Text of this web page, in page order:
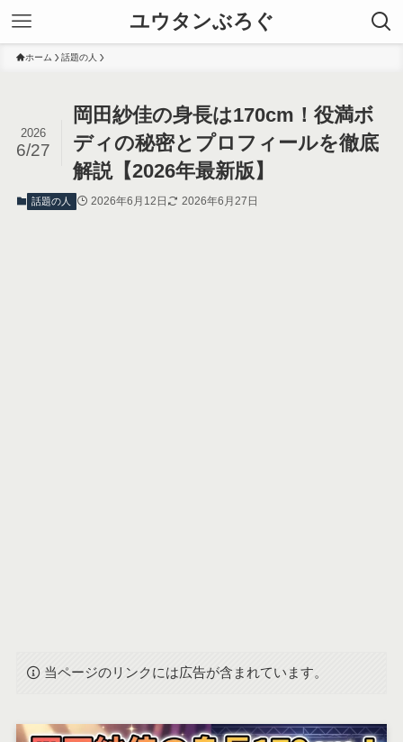
ユウタンぶろぐ
ホーム 話題の人
岡田紗佳の身長は170cm！役満ボ
ディの秘密とプロフィールを徹底
解説【2026年最新版】
2026
6/27
話題の人 2026年6月12日 2026年6月27日
当ページのリンクには広告が含まれています。